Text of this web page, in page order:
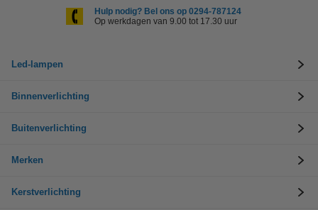
Hulp nodig? Bel ons op 0294-787124
Op werkdagen van 9.00 tot 17.30 uur
Led-lampen
Binnenverlichting
Buitenverlichting
Merken
Kerstverlichting